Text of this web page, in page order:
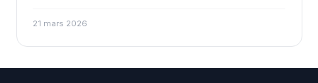
21 mars 2026